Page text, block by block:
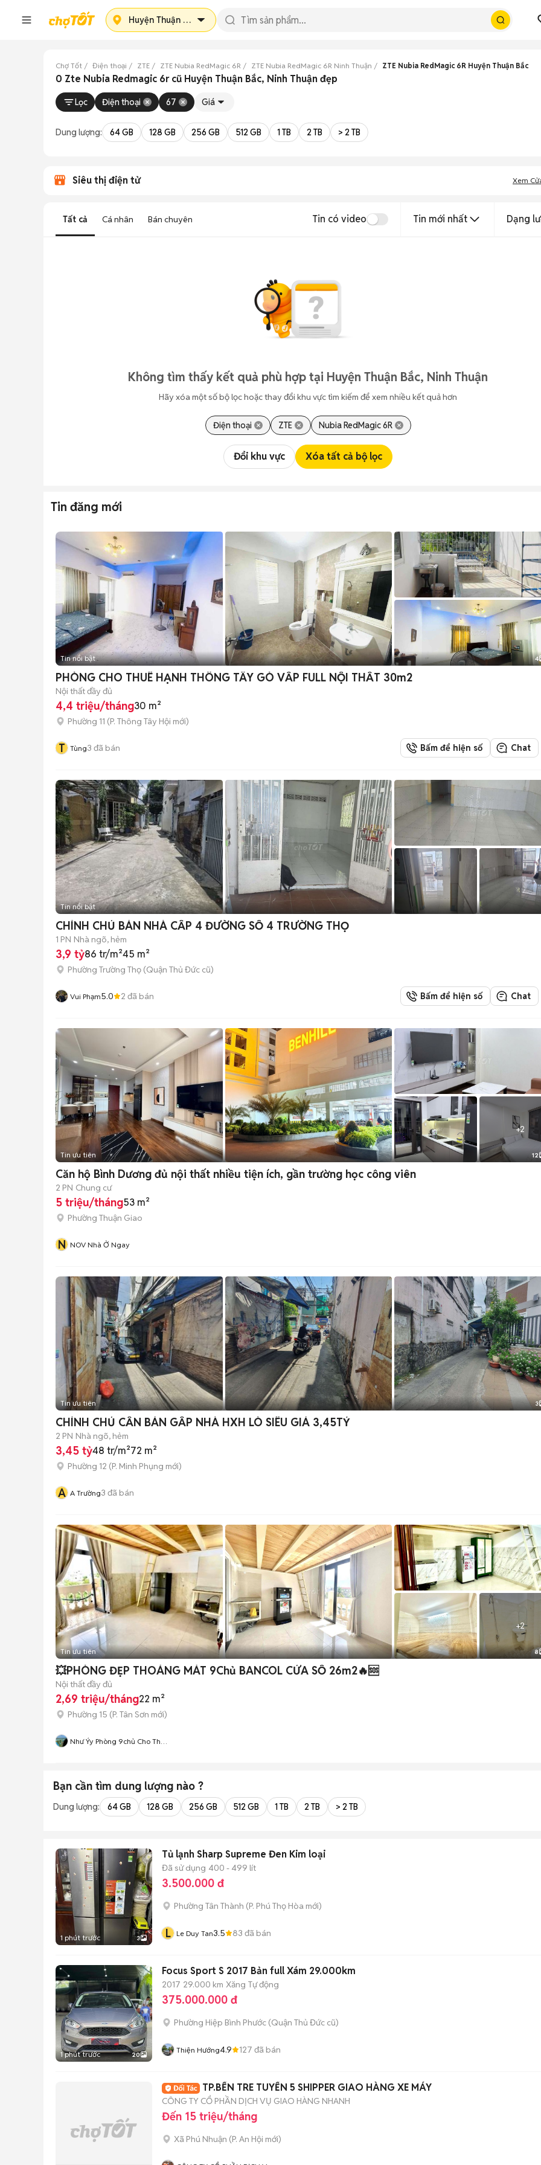
Huyện Thuận Bắc
Chợ Tốt Điện thoại ZTE ZTE Nubia RedMagic 6R ZTE Nubia RedMagic 6R Ninh Thuận ZTE Nubia RedMagic 6R Huyện Thuận Bắc
0 Zte Nubia Redmagic 6r cũ Huyện Thuận Bắc, Ninh Thuận đẹp
Lọc Điện thoại 67 Giá
Dung lượng: 64 GB 128 GB 256 GB 512 GB 1 TB 2 TB > 2 TB
Siêu thị điện tử Xem
Tất cả Cá nhân Bán chuyên Tin có video Tin mới nhất Dạng
Không tìm thấy kết quả phù hợp tại Huyện Thuận Bắc, Ninh Thuận
Hãy xóa một số bộ lọc hoặc thay đổi khu vực tìm kiếm để xem nhiều kết quả hơn
Điện thoại ZTE Nubia RedMagic 6R
Đổi khu vực Xóa tất cả bộ lọc
Tin đăng mới
Tin nổi bật 4
PHÒNG CHO THUÊ HẠNH THÔNG TÂY GÒ VẤP FULL NỘI THẤT 30m2
Nội thất đầy đủ
4,4 triệu/tháng30 m²
Phường 11 (P. Thông Tây Hội mới)
T Tùng3 đã bán Bấm để hiện số Chat
Tin nổi bật
CHÍNH CHỦ BÁN NHÀ CẤP 4 ĐƯỜNG SỐ 4 TRƯỜNG THỌ
1 PN Nhà ngõ, hẻm
3,9 tỷ86 tr/m²45 m²
Phường Trường Thọ (Quận Thủ Đức cũ)
Vui Phạm5.0 2 đã bán Bấm để hiện số Chat
+2
Tin ưu tiên 12
Căn hộ Bình Dương đủ nội thất nhiều tiện ích, gần trường học công viên
2 PN Chung cư
5 triệu/tháng53 m²
Phường Thuận Giao
N NOV Nhà Ở Ngay
Tin ưu tiên 3
CHÍNH CHỦ CẦN BÁN GẤP NHÀ HXH LÒ SIÊU GIÁ 3,45TỶ
2 PN Nhà ngõ, hẻm
3,45 tỷ48 tr/m²72 m²
Phường 12 (P. Minh Phụng mới)
A A Trường3 đã bán
+2
Tin ưu tiên 8
💥PHÒNG ĐẸP THOÁNG MÁT 9Chủ BANCOL CỬA SỔ 26m2🔥🆘
Nội thất đầy đủ
2,69 triệu/tháng22 m²
Phường 15 (P. Tân Sơn mới)
Như Ýy Phòng 9chủ Cho Thuê
Bạn cần tìm dung lượng nào ?
Dung lượng: 64 GB 128 GB 256 GB 512 GB 1 TB 2 TB > 2 TB
1 phút trước 3
Tủ lạnh Sharp Supreme Đen Kim loại
Đã sử dụng 400 - 499 lít
3.500.000 đ
Phường Tân Thành (P. Phú Thọ Hòa mới)
L Le Duy Tan3.5 83 đã bán
1 phút trước 20
Focus Sport S 2017 Bản full Xám 29.000km
2017 29.000 km Xăng Tự động
375.000.000 đ
Phường Hiệp Bình Phước (Quận Thủ Đức cũ)
Thiện Hướng4.9 127 đã bán
TP.BẾN TRE TUYỂN 5 SHIPPER GIAO HÀNG XE MÁY
CÔNG TY CỔ PHẦN DỊCH VỤ GIAO HÀNG NHANH
Đến 15 triệu/tháng
Xã Phú Nhuận (P. An Hội mới)